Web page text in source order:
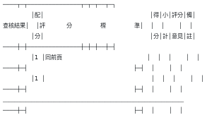
────┬─┬───────────────┬─┬─┬──┬─┐
        │配│                              │得│小│評分│備│
查核結果│  │評      分        標        準│  │  │    │  │
        │分│                              │分│計│意見│註│
────┼─┼───────────────┼─┼─┼──┼─┤
        │1 │同前頁                        │  │  │    │  │
────┼─┤                              ├─┤  │    │  │
        │1 │                              │  │  │    │  │
────┼─┤                              ├─┤  │    │  │
────┼─┤                              ├─┤  │    │  │